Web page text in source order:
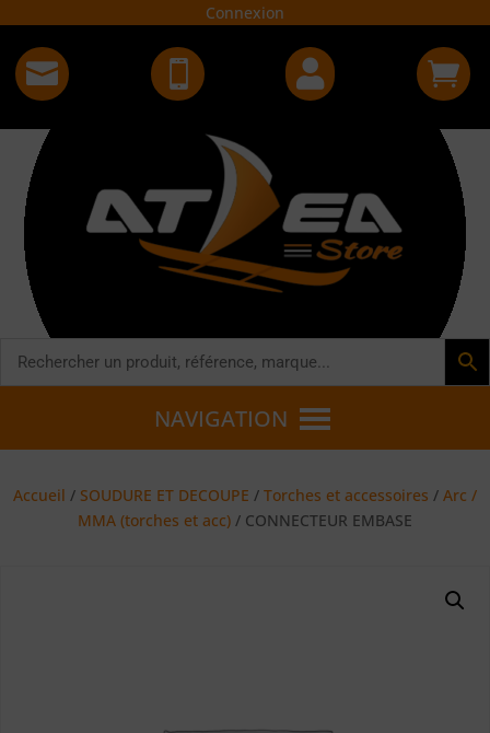
Connexion
   
NAVIGATION
Accueil / SOUDURE ET DECOUPE / Torches et accessoires / Arc /
MMA (torches et acc) / CONNECTEUR EMBASE